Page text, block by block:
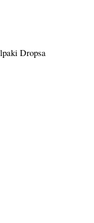
Dropsa